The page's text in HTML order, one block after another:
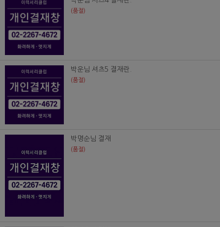
(품절)
박운님 셔츠5 결재란.
(품절)
박명순님 결재
(품절)